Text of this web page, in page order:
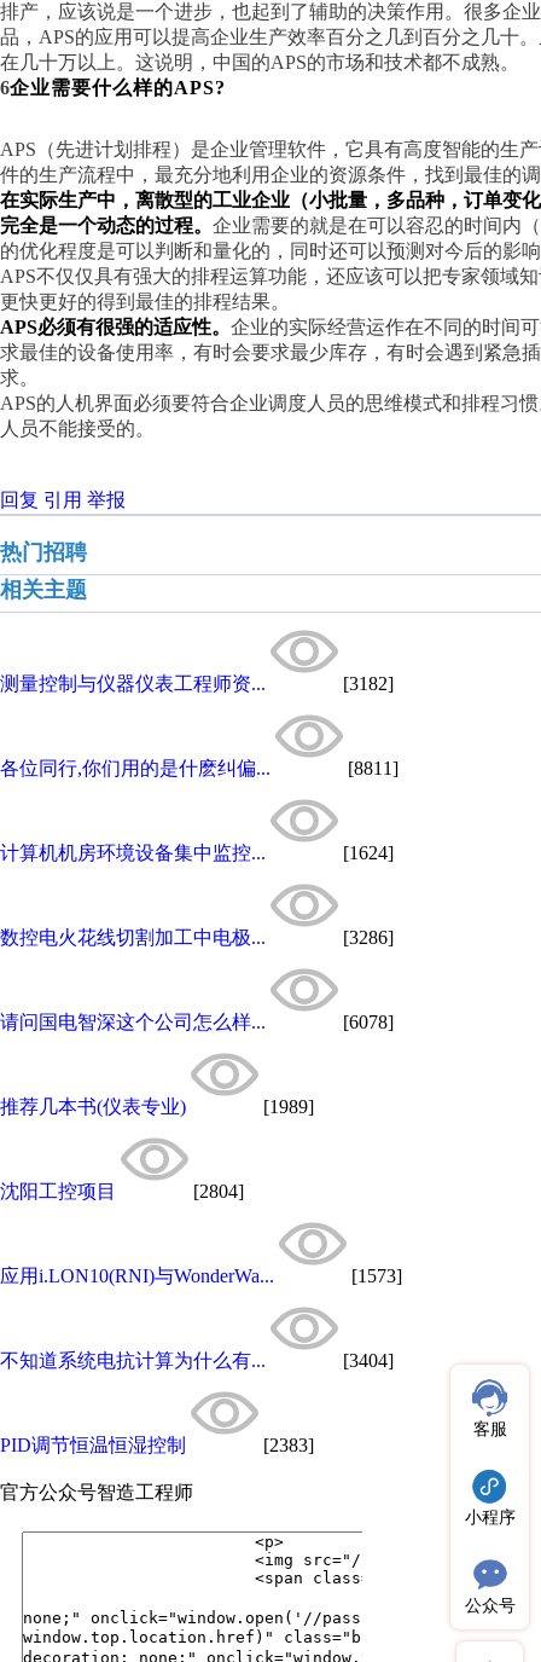
排产，应该说是一个进步，也起到了辅助的决策作用。很多企
品，APS的应用可以提高企业生产效率百分之几到百分之几十
在几十万以上。这说明，中国的APS的市场和技术都不成熟。
6企业需要什么样的APS?
APS（先进计划排程）是企业管理软件，它具有高度智能的生
件的生产流程中，最充分地利用企业的资源条件，找到最佳的
在实际生产中，离散型的工业企业（小批量，多品种，订单变
完全是一个动态的过程。 企业需要的就是在可以容忍的时间内
的优化程度是可以判断和量化的，同时还可以预测对今后的影
APS不仅仅具有强大的排程运算功能，还应该可以把专家领域
更快更好的得到最佳的排程结果。
APS必须有很强的适应性。 企业的实际经营运作在不同的时间
求最佳的设备使用率，有时会要求最少库存，有时会遇到紧急
求。
APS的人机界面必须要符合企业调度人员的思维模式和排程习
人员不能接受的。
回复 引用 举报
热门招聘
相关主题
测量控制与仪器仪表工程师资... [3182]
各位同行,你们用的是什麽纠偏... [8811]
计算机机房环境设备集中监控... [1624]
数控电火花线切割加工中电极... [3286]
请问国电智深这个公司怎么样... [6078]
推荐几本书(仪表专业) [1989]
沈阳工控项目 [2804]
应用i.LON10(RNI)与WonderWa... [1573]
不知道系统电抗计算为什么有... [3404]
PID调节恒温恒湿控制 [2383]
官方公众号智造工程师
客服
小程序
公众号